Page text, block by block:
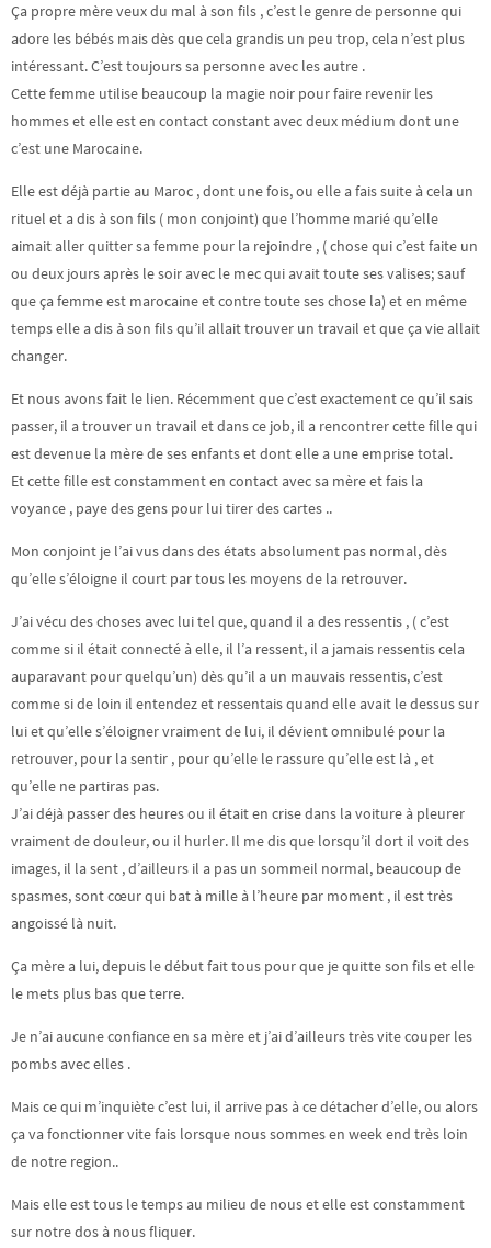
Ça propre mère veux du mal à son fils , c’est le genre de personne qui
adore les bébés mais dès que cela grandis un peu trop, cela n’est plus
intéressant. C’est toujours sa personne avec les autre .
Cette femme utilise beaucoup la magie noir pour faire revenir les
hommes et elle est en contact constant avec deux médium dont une
c’est une Marocaine.
Elle est déjà partie au Maroc , dont une fois, ou elle a fais suite à cela un
rituel et a dis à son fils ( mon conjoint) que l’homme marié qu’elle
aimait aller quitter sa femme pour la rejoindre , ( chose qui c’est faite un
ou deux jours après le soir avec le mec qui avait toute ses valises; sauf
que ça femme est marocaine et contre toute ses chose la) et en même
temps elle a dis à son fils qu’il allait trouver un travail et que ça vie allait
changer.
Et nous avons fait le lien. Récemment que c’est exactement ce qu’il sais
passer, il a trouver un travail et dans ce job, il a rencontrer cette fille qui
est devenue la mère de ses enfants et dont elle a une emprise total.
Et cette fille est constamment en contact avec sa mère et fais la
voyance , paye des gens pour lui tirer des cartes ..
Mon conjoint je l’ai vus dans des états absolument pas normal, dès
qu’elle s’éloigne il court par tous les moyens de la retrouver.
J’ai vécu des choses avec lui tel que, quand il a des ressentis , ( c’est
comme si il était connecté à elle, il l’a ressent, il a jamais ressentis cela
auparavant pour quelqu’un) dès qu’il a un mauvais ressentis, c’est
comme si de loin il entendez et ressentais quand elle avait le dessus sur
lui et qu’elle s’éloigner vraiment de lui, il dévient omnibulé pour la
retrouver, pour la sentir , pour qu’elle le rassure qu’elle est là , et
qu’elle ne partiras pas.
J’ai déjà passer des heures ou il était en crise dans la voiture à pleurer
vraiment de douleur, ou il hurler. Il me dis que lorsqu’il dort il voit des
images, il la sent , d’ailleurs il a pas un sommeil normal, beaucoup de
spasmes, sont cœur qui bat à mille à l’heure par moment , il est très
angoissé là nuit.
Ça mère a lui, depuis le début fait tous pour que je quitte son fils et elle
le mets plus bas que terre.
Je n’ai aucune confiance en sa mère et j’ai d’ailleurs très vite couper les
pombs avec elles .
Mais ce qui m’inquiète c’est lui, il arrive pas à ce détacher d’elle, ou alors
ça va fonctionner vite fais lorsque nous sommes en week end très loin
de notre region..
Mais elle est tous le temps au milieu de nous et elle est constamment
sur notre dos à nous fliquer.